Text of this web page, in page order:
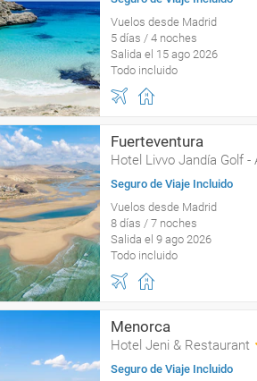
Vuelos desde Madrid
5 días / 4 noches
Salida el 15 ago 2026
Todo incluido
Fuerteventura
Hotel Livvo Jandía Golf -
Seguro de Viaje Incluido
Vuelos desde Madrid
8 días / 7 noches
Salida el 9 ago 2026
Todo incluido
Menorca
Hotel Jeni & Restaurant
Seguro de Viaje Incluido